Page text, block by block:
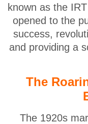
known as the
opened to the
success,
and providing a
The
The 1920s